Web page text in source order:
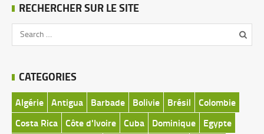
RECHERCHER SUR LE SITE
CATEGORIES
Algérie Antigua Barbade Bolivie Brésil
Colombie
Costa Rica Côte d'Ivoire Cuba Dominique
Egypte